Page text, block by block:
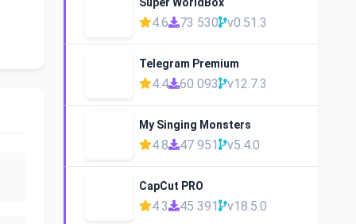
4.6 73 530 v0.51.3
Telegram Premium
4.4 60 093 v12.7.3
My Singing Monsters
4.8 47 951 v5.4.0
CapCut PRO
4.3 45 391 v18.5.0